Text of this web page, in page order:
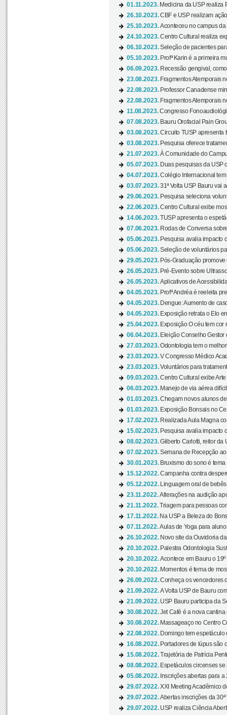
01.11.2023. Medicina da USP realiza
26.10.2023.CBF e USP realizam
25.10.2023.Aconteceu no campus da
24.10.2023.Centro Cultural realiza
06.10.2023.Seleção de pacientes
05.10.2023. Profª Karin é a primeira
06.09.2023. Recessão gengival,
23.08.2023. Fragmentos Atemporais
22.08.2023. Professor Canadense
22.08.2023. Fragmentos Atemporais
11.08.2023.Congresso
07.08.2023. Bauru Orofacial Pain
03.08.2023.Circuito TUSP apresenta
03.08.2023. Pesquisa oferece
21.07.2023.À Comunidade do
05.07.2023. Duas pesquisas da USP
04.07.2023.Colégio Internacional
03.07.2023.31ª Volta USP Bauru vai
29.06.2023. Pesquisa seleciona
22.06.2023.Centro Cultural exibe
14.06.2023.TUSP apresenta o
07.06.2023. Rodas de Conversa
05.06.2023. Pesquisa avalia impacto
05.06.2023.Seleção de voluntários
29.05.2023. Pós-Graduação
26.05.2023. Pré-Evento sobre
26.05.2023.Aplicativos de
04.05.2023. Profª Andréa é reeleita
04.05.2023. Dengue: Aumento de
04.05.2023. Exposição retrata o Elo
25.04.2023. Exposição O céu tem cor
06.04.2023. Eleição Conselho Gestor
27.03.2023.Odontologia tem o
23.03.2023.V Congresso Médico
23.03.2023.Voluntários para
09.03.2023.Centro Cultural exibe
06.03.2023. Manejo de via aérea
01.03.2023.Chegam novos alunos
01.03.2023. Exposição Bonsais no
17.02.2023. Realizada Aula Magna
15.02.2023. Pesquisa avalia impacto
08.02.2023.Gilberto Carlotti, reitor da
07.02.2023.Semana de Recepção
30.01.2023. Bruxismo do sono é
15.12.2022.Campanha contra
05.12.2022.
Linguagem oral de
23.11.2022.Alterações na audição
21.11.2022.Triagem para pessoas
17.11.2022. Na USP a Beleza do
07.11.2022.Aulas de Yoga para
26.10.2022. Novo site da Ouvidoria
20.10.2022. Palestra Odontologia
20.10.2022.Acontece em Bauru o 19º
20.10.2022. Momentos é tema de
26.09.2022.Conheça os vencedores
21.09.2022.A Volta USP de Bauru
21.09.2022. USP Bauru participa da
30.08.2022.Jet Café é a nova
30.08.2022. Massageaço no Centro
22.08.2022. Domingo tem espetáculo
16.08.2022. Portadores de lúpus são
15.08.2022.Trajetória de Patrícia
08.08.2022. Espetáculos circenses
05.08.2022. Inscrições abertas para a
29.07.2022.XXI Meeting Acadêmico
29.07.2022.Abertas inscrições da 30ª
29.07.2022. USP realiza Ciência